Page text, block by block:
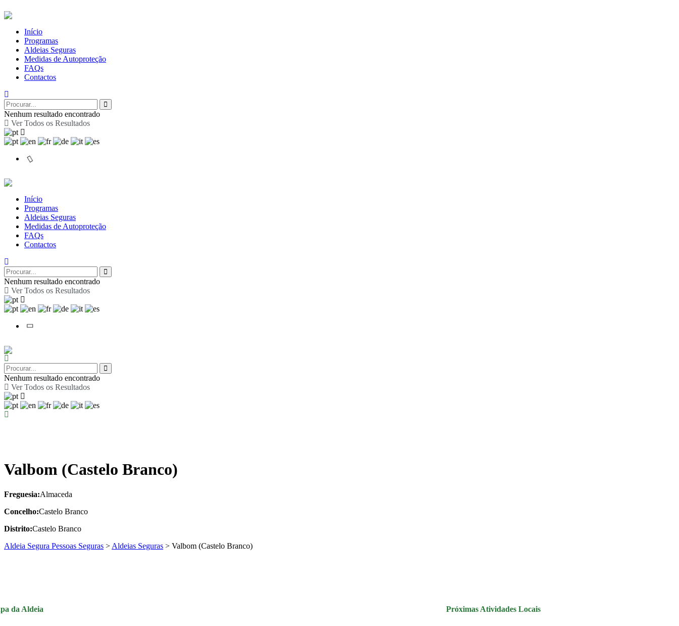
Início
Programas
Aldeias Seguras
Medidas de Autoproteção
FAQs
Contactos
Nenhum resultado encontrado
Ver Todos os Resultados
Início
Programas
Aldeias Seguras
Medidas de Autoproteção
FAQs
Contactos
Nenhum resultado encontrado
Ver Todos os Resultados
Nenhum resultado encontrado
Ver Todos os Resultados
Valbom (Castelo Branco)
Freguesia:Almaceda
Concelho:Castelo Branco
Distrito:Castelo Branco
Aldeia Segura Pessoas Seguras > Aldeias Seguras > Valbom (Castelo Branco)
da Aldeia Próximas Atividades Locais